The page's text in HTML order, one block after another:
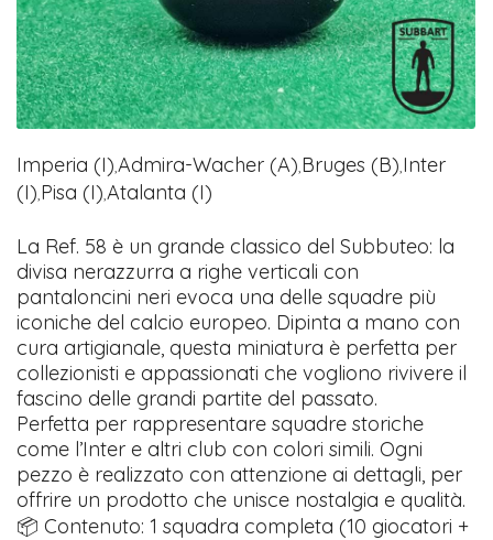
Imperia (I),Admira-Wacher (A)Bruges (B)Inter
(I)Pisa (I),Atalanta (I)
La Ref. 58 è un grande classico del Subbuteo: la
divisa nerazzurra a righe verticali con
pantaloncini neri evoca una delle squadre più
iconiche del calcio europeo. Dipinta a mano con
cura artigianale, questa miniatura è perfetta per
collezionisti e appassionati che vogliono rivivere il
fascino delle grandi partite del passato.
Perfetta per rappresentare squadre storiche
come l’Inter e altri club con colori simili. Ogni
pezzo è realizzato con attenzione ai dettagli, per
offrire un prodotto che unisce nostalgia e qualità.
📦 Contenuto: 1 squadra completa (10 giocatori +